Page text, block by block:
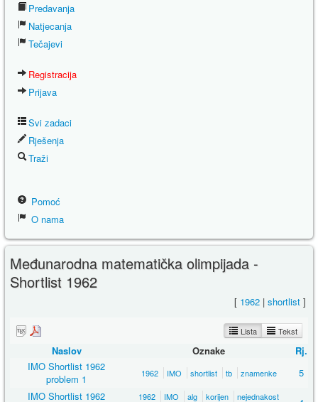
Predavanja
Natjecanja
Tečajevi
Registracija
Prijava
Svi zadaci
Rješenja
Traži
Pomoć
O nama
Međunarodna matematička olimpijada -
Shortlist 1962
[ 1962 | shortlist ]
Lista Tekst
Naslov Oznake
Rj.
IMO Shortlist 1962
problem 1
1962 IMO shortlist tb znamenke
5
IMO Shortlist 1962
1962 IMO alg korijen nejednakost